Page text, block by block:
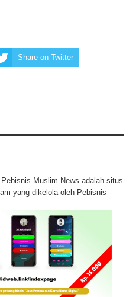
Share on Twitter
Pebisnis Muslim News adalah situs
yang dikelola oleh Pebisnis